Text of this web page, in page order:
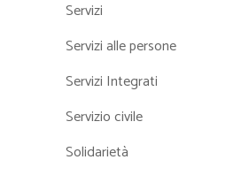
Servizi
Servizi alle persone
Servizi Integrati
Servizio civile
Solidarietà